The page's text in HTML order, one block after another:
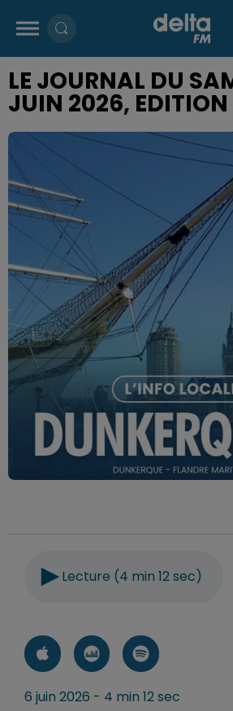
LE JOURNAL DU
JUIN 2026,
Lecture (4 min 12 sec)
6 juin 2026 - 4 min 12 sec